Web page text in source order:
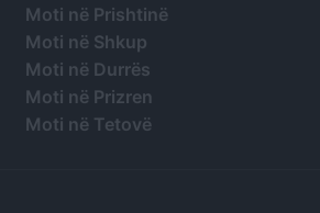
Moti në Prishtinë
Moti në Shkup
Moti në Durrës
Moti në Prizren
Moti në Tetovë